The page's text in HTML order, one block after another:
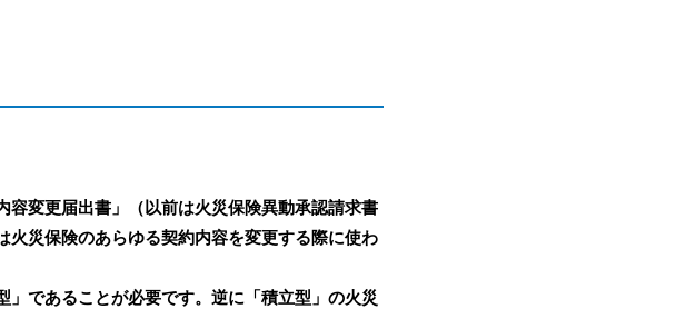
変更届出書」（以前は火災保険異動承認請求書
火災保険のあらゆる契約内容を変更する際に使わ
であることが必要です。逆に「積立型」の火災